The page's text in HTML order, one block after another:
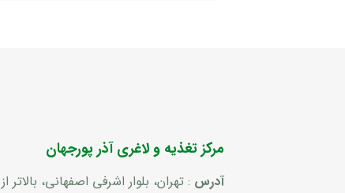
مرکز تغذیه و لاغری آذر پورجهان
آدرس : تهران، بلوار اشرفی اصفهانی، بالاتر از